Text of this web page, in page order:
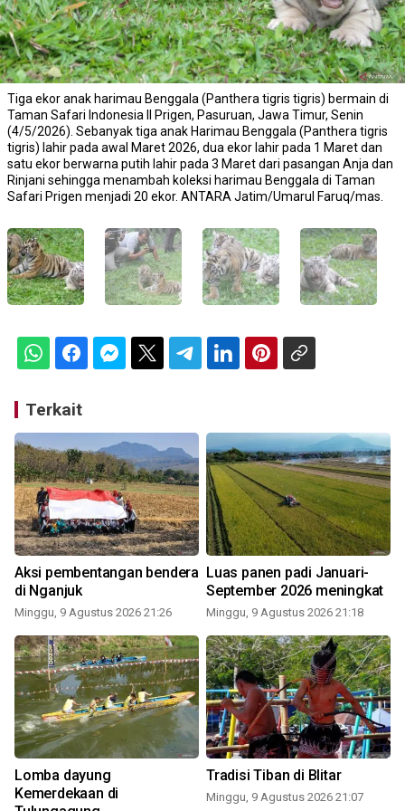
Tiga ekor anak harimau Benggala (Panthera tigris tigris) bermain di
Taman Safari Indonesia II Prigen, Pasuruan, Jawa Timur, Senin
(4/5/2026). Sebanyak tiga anak Harimau Benggala (Panthera tigris
tigris) lahir pada awal Maret 2026, dua ekor lahir pada 1 Maret dan
satu ekor berwarna putih lahir pada 3 Maret dari pasangan Anja dan
Rinjani sehingga menambah koleksi harimau Benggala di Taman
Safari Prigen menjadi 20 ekor. ANTARA Jatim/Umarul Faruq/mas.
Terkait
Aksi pembentangan bendera
di Nganjuk
Minggu, 9 Agustus 2026 21:26
Luas panen padi Januari-
September 2026 meningkat
Minggu, 9 Agustus 2026 21:18
Lomba dayung
Kemerdekaan di
Tradisi Tiban di Blitar
Minggu, 9 Agustus 2026 21:07